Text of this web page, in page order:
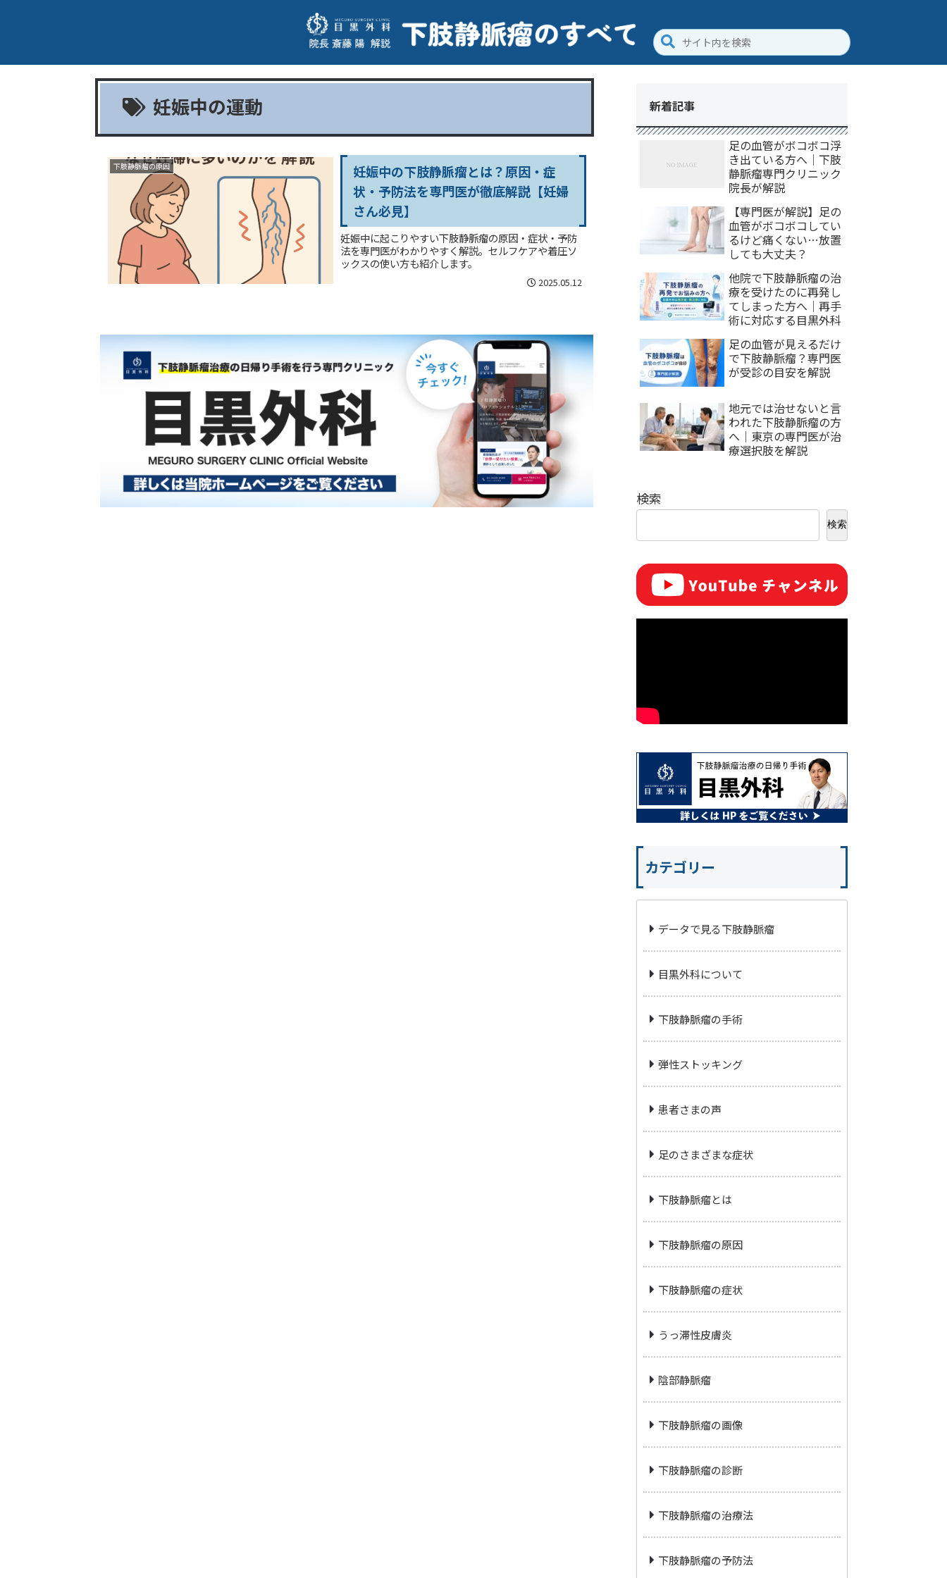
妊娠中の運動
下肢静脈瘤の原因
妊娠中の下肢静脈瘤とは？原因・症
状・予防法を専門医が徹底解説【妊婦
さん必見】
妊娠中に起こりやすい下肢静脈瘤の原因・症状・予防
法を専門医がわかりやすく解説。セルフケアや着圧ソ
ックスの使い方も紹介します。
2025.05.12
新着記事
足の血管がボコボコ浮
き出ている方へ｜下肢
静脈瘤専門クリニック
院長が解説
【専門医が解説】足の
血管がボコボコしてい
るけど痛くない…放置
しても大丈夫？
他院で下肢静脈瘤の治
療を受けたのに再発し
てしまった方へ｜再手
術に対応する目黒外科
足の血管が見えるだけ
で下肢静脈瘤？専門医
が受診の目安を解説
地元では治せないと言
われた下肢静脈瘤の方
へ｜東京の専門医が治
療選択肢を解説
検索
検索
カテゴリー
データで見る下肢静脈瘤
目黒外科について
下肢静脈瘤の手術
弾性ストッキング
患者さまの声
足のさまざまな症状
下肢静脈瘤とは
下肢静脈瘤の原因
下肢静脈瘤の症状
うっ滞性皮膚炎
陰部静脈瘤
下肢静脈瘤の画像
下肢静脈瘤の診断
下肢静脈瘤の治療法
下肢静脈瘤の予防法